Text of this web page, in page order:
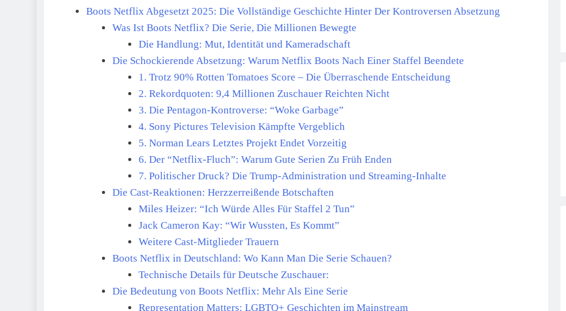
Boots Netflix Abgesetzt 2025: Die Vollständige Geschichte Hinter Der Kontroversen Absetzung
Was Ist Boots Netflix? Die Serie, Die Millionen Bewegte
Die Handlung: Mut, Identität und Kameradschaft
Die Schockierende Absetzung: Warum Netflix Boots Nach Einer Staffel Beendete
1. Trotz 90% Rotten Tomatoes Score – Die Überraschende Entscheidung
2. Rekordquoten: 9,4 Millionen Zuschauer Reichten Nicht
3. Die Pentagon-Kontroverse: “Woke Garbage”
4. Sony Pictures Television Kämpfte Vergeblich
5. Norman Lears Letztes Projekt Endet Vorzeitig
6. Der “Netflix-Fluch”: Warum Gute Serien Zu Früh Enden
7. Politischer Druck? Die Trump-Administration und Streaming-Inhalte
Die Cast-Reaktionen: Herzzerreißende Botschaften
Miles Heizer: “Ich Würde Alles Für Staffel 2 Tun”
Jack Cameron Kay: “Wir Wussten, Es Kommt”
Weitere Cast-Mitglieder Trauern
Boots Netflix in Deutschland: Wo Kann Man Die Serie Schauen?
Technische Details für Deutsche Zuschauer:
Die Bedeutung von Boots Netflix: Mehr Als Eine Serie
Representation Matters: LGBTQ+ Geschichten im Mainstream